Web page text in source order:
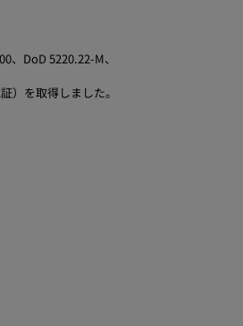
DoD 5220.22-M、
）を取得しました。